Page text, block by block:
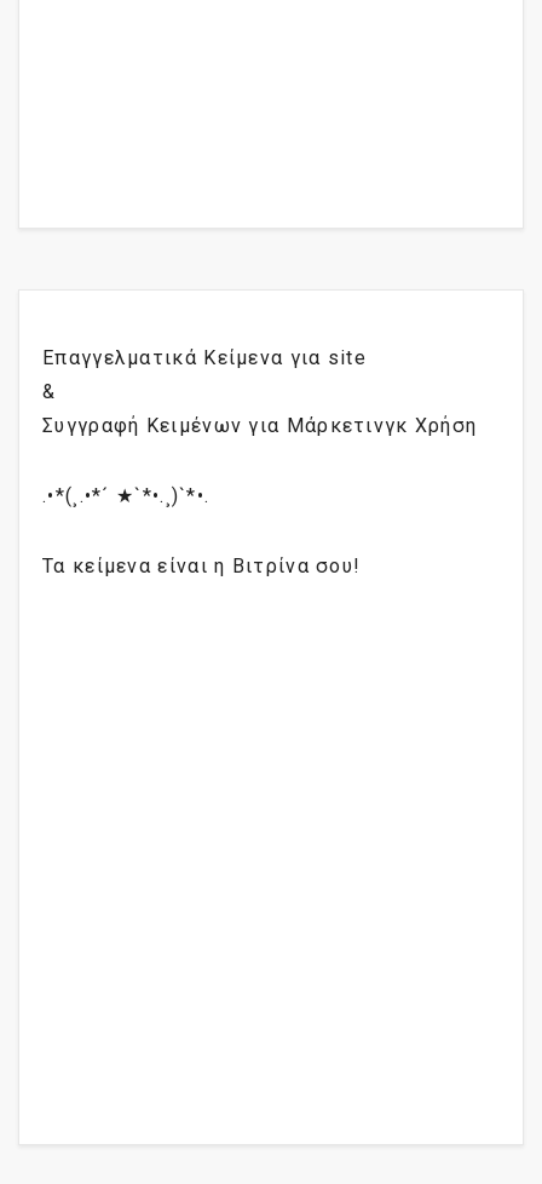
Επαγγελματικά Κείμενα για site
&
Συγγραφή Κειμένων για Μάρκετινγκ Χρήση
.•*(¸.•*´ ★`*•.¸)`*•.
Τα κείμενα είναι η Βιτρίνα σου!